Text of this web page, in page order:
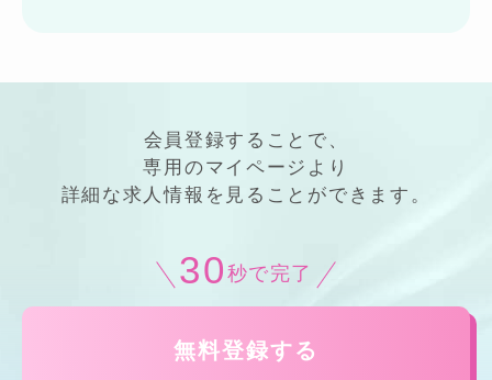
会員登録することで、
専用のマイページ より
詳細 な求人情報 を見ることができます。
30 秒で完了
無料登録する